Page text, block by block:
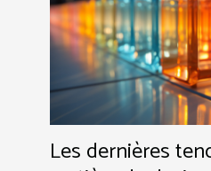
Les dernières